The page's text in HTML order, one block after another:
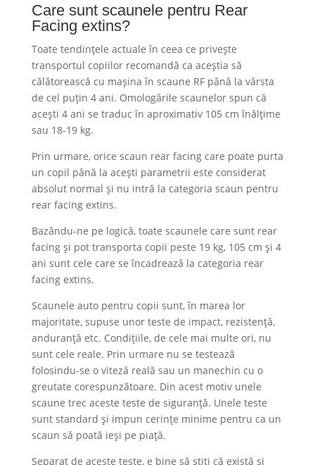
Care sunt scaunele pentru Rear
Facing extins?
Toate tendințele actuale în ceea ce privește
transportul copiilor recomandă ca aceștia să
călătorească cu mașina în scaune RF până la vârsta
de cel puțin 4 ani. Omologările scaunelor spun că
acești 4 ani se traduc în aproximativ 105 cm înălțime
sau 18-19 kg.
Prin urmare, orice scaun rear facing care poate purta
un copil până la acești parametrii este considerat
absolut normal și nu intră la categoria scaun pentru
rear facing extins.
Bazându-ne pe logică, toate scaunele care sunt rear
facing și pot transporta copii peste 19 kg, 105 cm și 4
ani sunt cele care se încadrează la categoria rear
facing extins.
Scaunele auto pentru copii sunt, în marea lor
majoritate, supuse unor teste de impact, rezistență,
anduranță etc. Condițiile, de cele mai multe ori, nu
sunt cele reale. Prin urmare nu se testează
folosindu-se o viteză reală sau un manechin cu o
greutate corespunzătoare. Din acest motiv unele
scaune trec aceste teste de siguranță. Unele teste
sunt standard și impun cerințe minime pentru ca un
scaun să poată ieși pe piață.
Separat de aceste teste, e bine să știți că există și